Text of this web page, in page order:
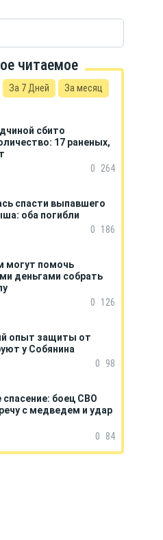
читаемое
За 7 Дней За месяц
сбито
17 раненых,
0
264
спасти выпавшего
оба погибли
0
186
могут помочь
деньгами собрать
0
126
опыт защиты от
у Собянина
0
98
спасение: боец СВО
с медведем и удар
0 84